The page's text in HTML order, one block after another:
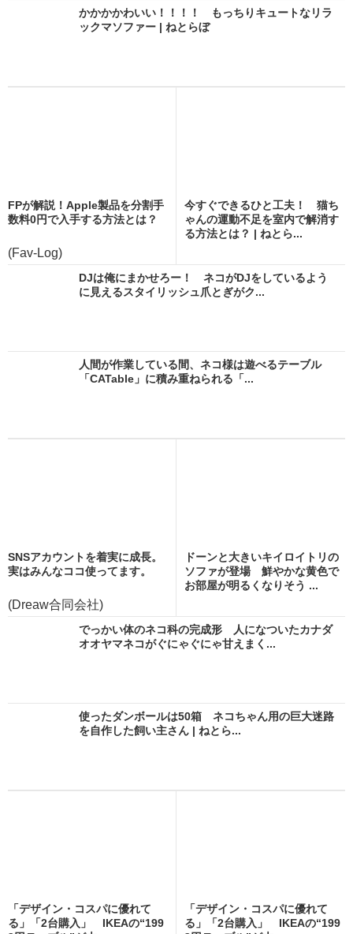
かかかかわいい！！！！ もっちりキュートなリラ
ックマソファー | ねとらぼ
FPが解説！Apple製品を分割手
数料0円で入手する方法とは？
(Fav-Log)
今すぐできるひと工夫！ 猫ち
ゃんの運動不足を室内で解消す
る方法とは？ | ねとら...
DJは俺にまかせろー！ ネコがDJをしているよう
に見えるスタイリッシュ爪とぎがク...
人間が作業している間、ネコ様は遊べるテーブル
「CATable」に積み重ねられる「...
SNSアカウントを着実に成長。
実はみんなココ使ってます。
(Dreaw合同会社)
ドーンと大きいキイロイトリの
ソファが登場 鮮やかな黄色で
お部屋が明るくなりそう ...
でっかい体のネコ科の完成形 人になついたカナダ
オオヤマネコがぐにゃぐにゃ甘えまく...
使ったダンボールは50箱 ネコちゃん用の巨大迷路
を自作した飼い主さん | ねとら...
「デザイン・コスパに優れて
る」「2台購入」 IKEAの“199
「デザイン・コスパに優れて
る」「2台購入」 IKEAの“199